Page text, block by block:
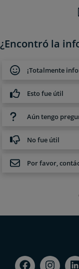
¿Encontró la
¡Totalmente
Esto fue útil
Aún tengo
No fue útil
Por favor,